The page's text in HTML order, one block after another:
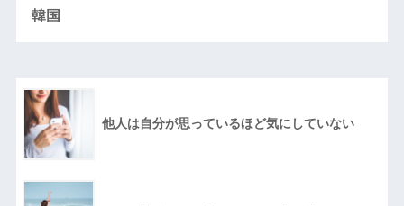
韓国
他人は自分が思っているほど気にしていない